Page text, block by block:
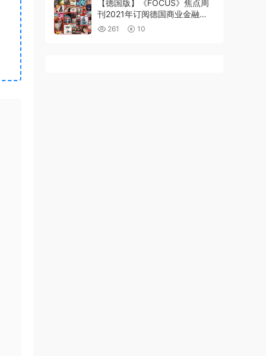
【德国版】《FOCUS》焦点周
刊2021年订阅德国商业金融现
代经济金融pdf周刊电子版（51
261 10